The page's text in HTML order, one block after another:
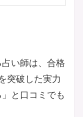
い師は、合格
突破した実力
と口コミでも